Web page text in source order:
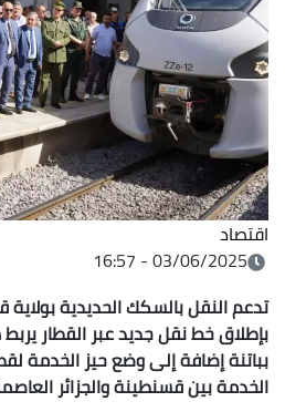
اقتصاد
03/06/2025 - 16:57
تدعم النقل بالسكك الحديدية بولاية
بإطلاق خط نقل جديد عبر القطار يربط
بباتنة إضافة إلى وضع حيز الخدمة
الخدمة بين قسنطينة والجزائر العاصمة.